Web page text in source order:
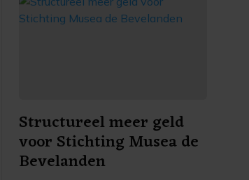
Structureel meer geld
voor Stichting Musea de
Bevelanden